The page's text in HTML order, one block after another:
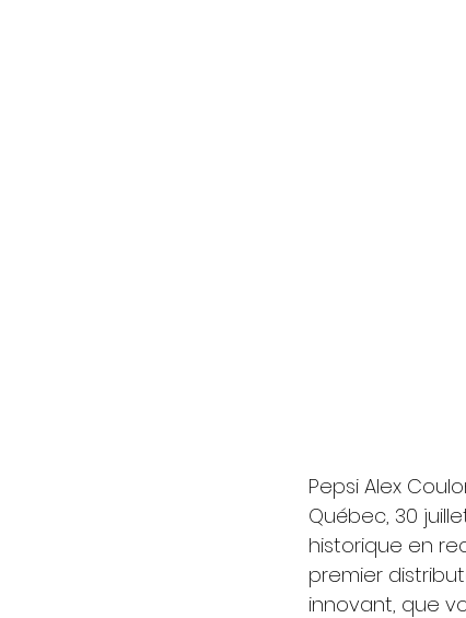
Pepsi Alex
Québec, 30
historique en
premier
innovant, que